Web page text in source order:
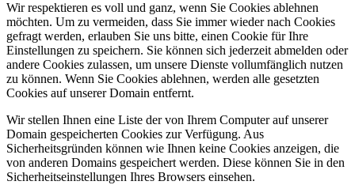
Wir respektieren es voll und ganz, wenn Sie Cookies ablehnen
möchten. Um zu vermeiden, dass Sie immer wieder nach Cookies
gefragt werden, erlauben Sie uns bitte, einen Cookie für Ihre
Einstellungen zu speichern. Sie können sich jederzeit abmelden oder
andere Cookies zulassen, um unsere Dienste vollumfänglich nutzen
zu können. Wenn Sie Cookies ablehnen, werden alle gesetzten
Cookies auf unserer Domain entfernt.
Wir stellen Ihnen eine Liste der von Ihrem Computer auf unserer
Domain gespeicherten Cookies zur Verfügung. Aus
Sicherheitsgründen können wie Ihnen keine Cookies anzeigen, die
von anderen Domains gespeichert werden. Diese können Sie in den
Sicherheitseinstellungen Ihres Browsers einsehen.